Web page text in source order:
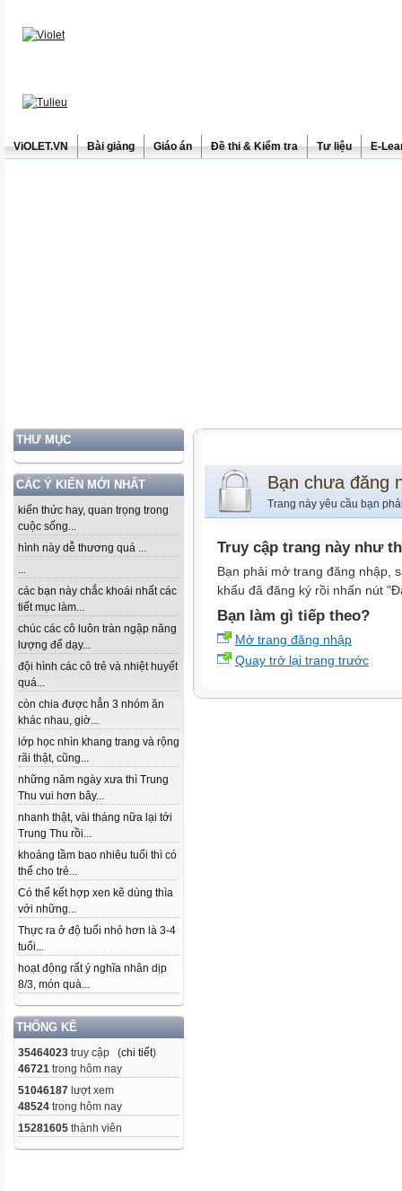
ViOLET.VN Bài giảng Giáo án Đề thi & Kiểm tra Tư liệu E-
THƯ MỤC
CÁC Ý KIẾN MỚI NHẤT
kiến thức hay, quan trọng trong
cuộc sống...
hình này dễ thương quá ...
...
các bạn này chắc khoái nhất các
tiết mục làm...
chúc các cô luôn tràn ngập năng
lượng để dạy...
đội hình các cô trẻ và nhiệt huyết
quá...
còn chia được hẳn 3 nhóm ăn
khác nhau, giờ...
lớp học nhìn khang trang và rộng
rãi thật, cũng...
những năm ngày xưa thì Trung
Thu vui hơn bây...
nhanh thật, vài tháng nữa lại tới
Trung Thu rồi...
khoảng tầm bao nhiêu tuổi thì có
thể cho trẻ...
Có thể kết hợp xen kẽ dùng thìa
với những...
Thực ra ở độ tuổi nhỏ hơn là 3-4
tuổi...
hoạt động rất ý nghĩa nhân dịp
8/3, món quà...
THỐNG KÊ
35464023 truy cập (chi tiết)
46721 trong hôm nay
51046187 lượt xem
48524 trong hôm nay
15281605 thành viên
Bạn chưa đăng
Trang này yêu cầu bạn
Truy cập trang này như
Bạn phải mở trang đăng nhập,
khẩu đã đăng ký rồi nhấn nút
Bạn làm gì tiếp theo?
Mở trang đăng nhập
Quay trở lại trang trước